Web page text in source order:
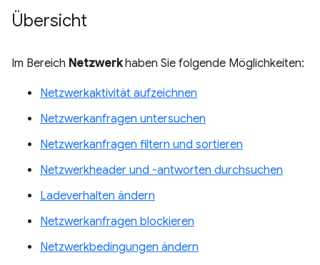
Übersicht
Im Bereich Netzwerkhaben Sie folgende Möglichkeiten:
Netzwerkaktivität aufzeichnen
Netzwerkanfragen untersuchen
Netzwerkanfragen filtern und sortieren
Netzwerkheader und -antworten durchsuchen
Ladeverhalten ändern
Netzwerkanfragen blockieren
Netzwerkbedingungen ändern